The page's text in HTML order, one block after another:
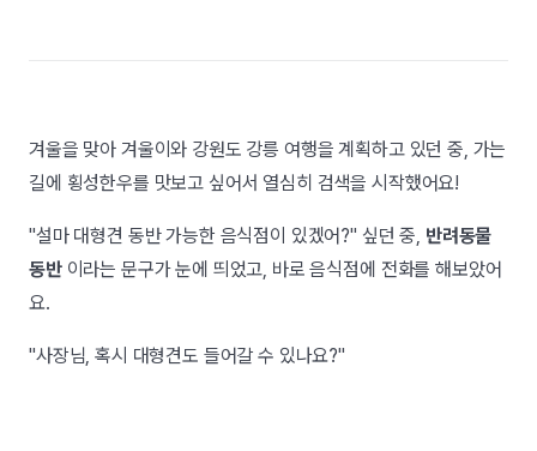
겨울을 맞아 겨울이와 강원도 강릉 여행을 계획하고 있던 중, 가는
길에 횡성한우를 맛보고 싶어서 열심히 검색을 시작했어요!
"설마 대형견 동반 가능한 음식점이 있겠어?" 싶던 중, 반려동물
동반 이라는 문구가 눈에 띄었고, 바로 음식점에 전화를 해보았어
요.
"사장님, 혹시 대형견도 들어갈 수 있나요?"